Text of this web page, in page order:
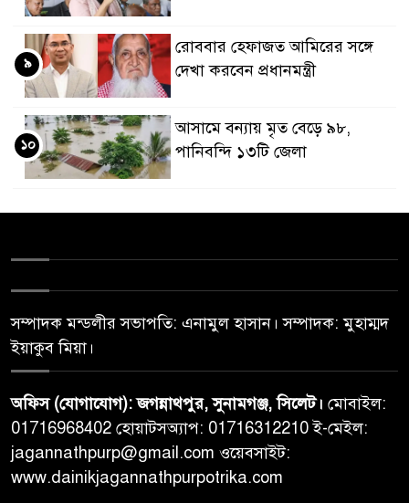
রোববার হেফাজত আমিরের সঙ্গে
দেখা করবেন প্রধানমন্ত্রী
৯
আসামে বন্যায় মৃত বেড়ে ৯৮,
পানিবন্দি ১৩টি জেলা
১০
সম্পাদক মন্ডলীর সভাপতি: এনামুল হাসান। সম্পাদক: মুহাম্মদ
ইয়াকুব মিয়া।
অফিস (যোগাযোগ): জগন্নাথপুর, সুনামগঞ্জ, সিলেট। মোবাইল:
01716968402 হোয়াটসঅ্যাপ: 01716312210 ই-মেইল:
jagannathpurp@gmail.com ওয়েবসাইট:
www.dainikjagannathpurpotrika.com